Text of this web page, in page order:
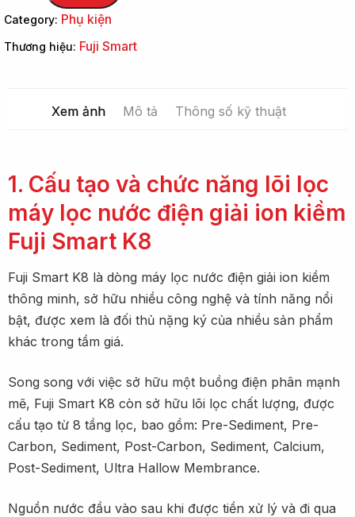
Category: Phụ kiện
Thương hiệu: Fuji Smart
Xem ảnh Mô tả Thông số kỹ thuật
1. Cấu tạo và chức năng lõi lọc
máy lọc nước điện giải ion kiềm
Fuji Smart K8
Fuji Smart K8 là dòng máy lọc nước điện giải ion kiềm
thông minh, sở hữu nhiều công nghệ và tính năng nổi
bật, được xem là đối thủ nặng ký của nhiều sản phẩm
khác trong tầm giá.
Song song với việc sở hữu một buồng điện phân mạnh
mẽ, Fuji Smart K8 còn sở hữu lõi lọc chất lượng, được
cấu tạo từ 8 tầng lọc, bao gồm: Pre-Sediment, Pre-
Carbon, Sediment, Post-Carbon, Sediment, Calcium,
Post-Sediment, Ultra Hallow Membrance.
Nguồn nước đầu vào sau khi được tiền xử lý và đi qua